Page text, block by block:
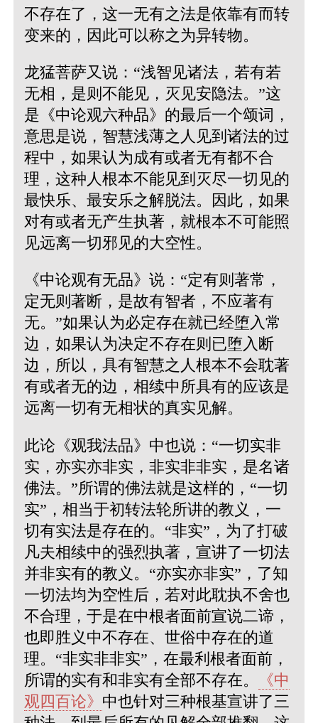
不存在了，这一无有之法是依靠有而转
变来的，因此可以称之为异转物。
龙猛菩萨又说：“浅智见诸法，若有若
无相，是则不能见，灭见安隐法。”这
是《中论观六种品》的最后一个颂词，
意思是说，智慧浅薄之人见到诸法的过
程中，如果认为成有或者无有都不合
理，这种人根本不能见到灭尽一切见的
最快乐、最安乐之解脱法。因此，如果
对有或者无产生执著，就根本不可能照
见远离一切邪见的大空性。
《中论观有无品》说：“定有则著常，
定无则著断，是故有智者，不应著有
无。”如果认为必定存在就已经堕入常
边，如果认为决定不存在则已堕入断
边，所以，具有智慧之人根本不会耽著
有或者无的边，相续中所具有的应该是
远离一切有无相状的真实见解。
此论《观我法品》中也说：“一切实非
实，亦实亦非实，非实非非实，是名诸
佛法。”所谓的佛法就是这样的，“一切
实”，相当于初转法轮所讲的教义，一
切有实法是存在的。“非实”，为了打破
凡夫相续中的强烈执著，宣讲了一切法
并非实有的教义。“亦实亦非实”，了知
一切法均为空性后，若对此耽执不舍也
不合理，于是在中根者面前宣说二谛，
也即胜义中不存在、世俗中存在的道
理。“非实非非实”，在最利根者面前，
所谓的实有和非实有全部不存在。
《中
观四百论》 中也针对三种根基宣讲了三